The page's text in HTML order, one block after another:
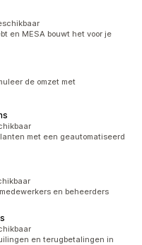
en MESA bouwt het voor je
de omzet met
met een geautomatiseerd
en beheerders
en terugbetalingen in